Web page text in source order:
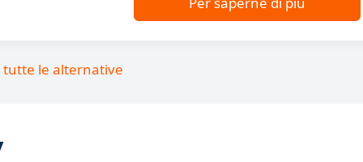
tutte le alternative